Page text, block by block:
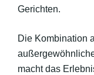
Gerichten.
Die Kombination
macht das